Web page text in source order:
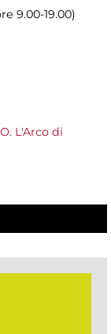
9.00-19.00)
L'Arco di